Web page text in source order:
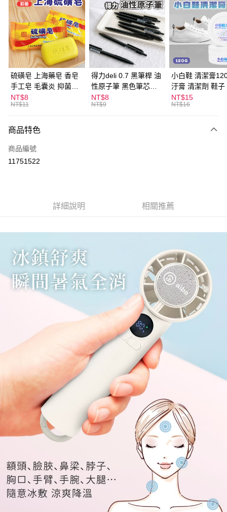
LINE Pay
Apple Pay
街口支付
悠遊付
ATM付款
全家取貨付款
每筆NT$60，滿NT$599(含以上)免運費
付款後全家取貨
每筆NT$60，滿NT$599(含以上)免運費
宅配
每筆NT$120，滿NT$1,999(含以上)免運費
硫磺皂 上海藥皂 香皂
手工皂 毛囊炎 抑菌除
蟎 清潔護膚 去油去痘
寵物皮膚病 狗狗貓咪
NT$8
NT$11
得力deli 0.7 黑筆桿 油
性原子筆 黑色筆芯
S304
NT$8
NT$9
小白鞋 清潔膏
汙膏 清潔劑 鞋子
漬 白皮鞋 鞋油
NT$15
NT$16
商品特色
商品編號
11751522
詳細說明 相關推薦